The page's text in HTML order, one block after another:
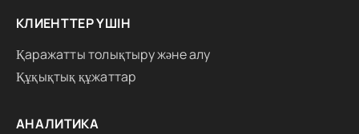
КЛИЕНТТЕР ҮШІН
Қаражатты толықтыру және алу
Құқықтық құжаттар
АНАЛИТИКА